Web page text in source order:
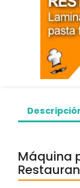
Máquina